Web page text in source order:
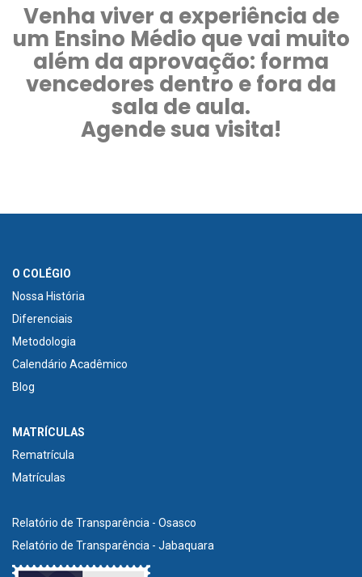
Venha viver a experiência de
um Ensino Médio que vai muito
além da aprovação: forma
vencedores dentro e fora da
sala de aula.
Agende sua visita!
O COLÉGIO
Nossa História
Diferenciais
Metodologia
Calendário Acadêmico
Blog
MATRÍCULAS
Rematrícula
Matrículas
Relatório de Transparência - Osasco
Relatório de Transparência - Jabaquara